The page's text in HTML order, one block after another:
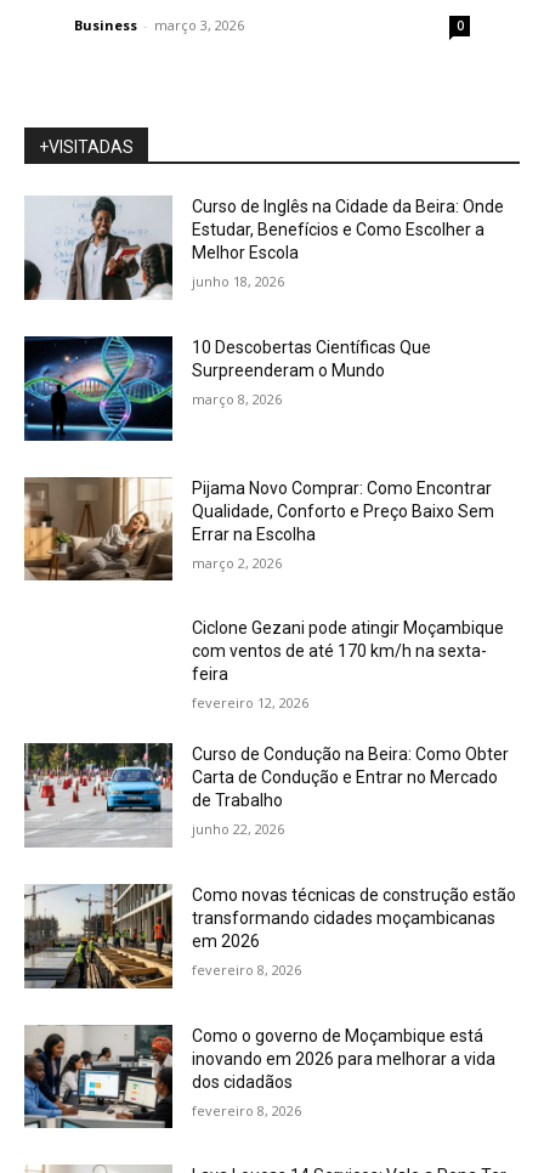
Business - março 3, 2026 0
+VISITADAS
Curso de Inglês na Cidade da Beira: Onde
Estudar, Benefícios e Como Escolher a
Melhor Escola
junho 18, 2026
10 Descobertas Científicas Que
Surpreenderam o Mundo
março 8, 2026
Pijama Novo Comprar: Como Encontrar
Qualidade, Conforto e Preço Baixo Sem
Errar na Escolha
março 2, 2026
Ciclone Gezani pode atingir Moçambique
com ventos de até 170 km/h na sexta-
feira
fevereiro 12, 2026
Curso de Condução na Beira: Como Obter
Carta de Condução e Entrar no Mercado
de Trabalho
junho 22, 2026
Como novas técnicas de construção estão
transformando cidades moçambicanas
em 2026
fevereiro 8, 2026
Como o governo de Moçambique está
inovando em 2026 para melhorar a vida
dos cidadãos
fevereiro 8, 2026